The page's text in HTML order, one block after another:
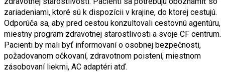
zariadeniami, ktoré sú k dispozícii v krajine, do ktorej cestujú.
Odporúča sa, aby pred cestou konzultovali cestovnú agentúru,
miestny program zdravotnej starostlivosti a svoje CF centrum.
Pacienti by mali byť informovaní o osobnej bezpečnosti,
požadovanom očkovaní, zdravotnom poistení, miestnom
zásobovaní liekmi, AC adaptéri atď.